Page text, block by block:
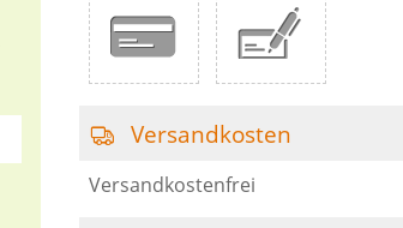
Versandkosten
Versandkostenfrei